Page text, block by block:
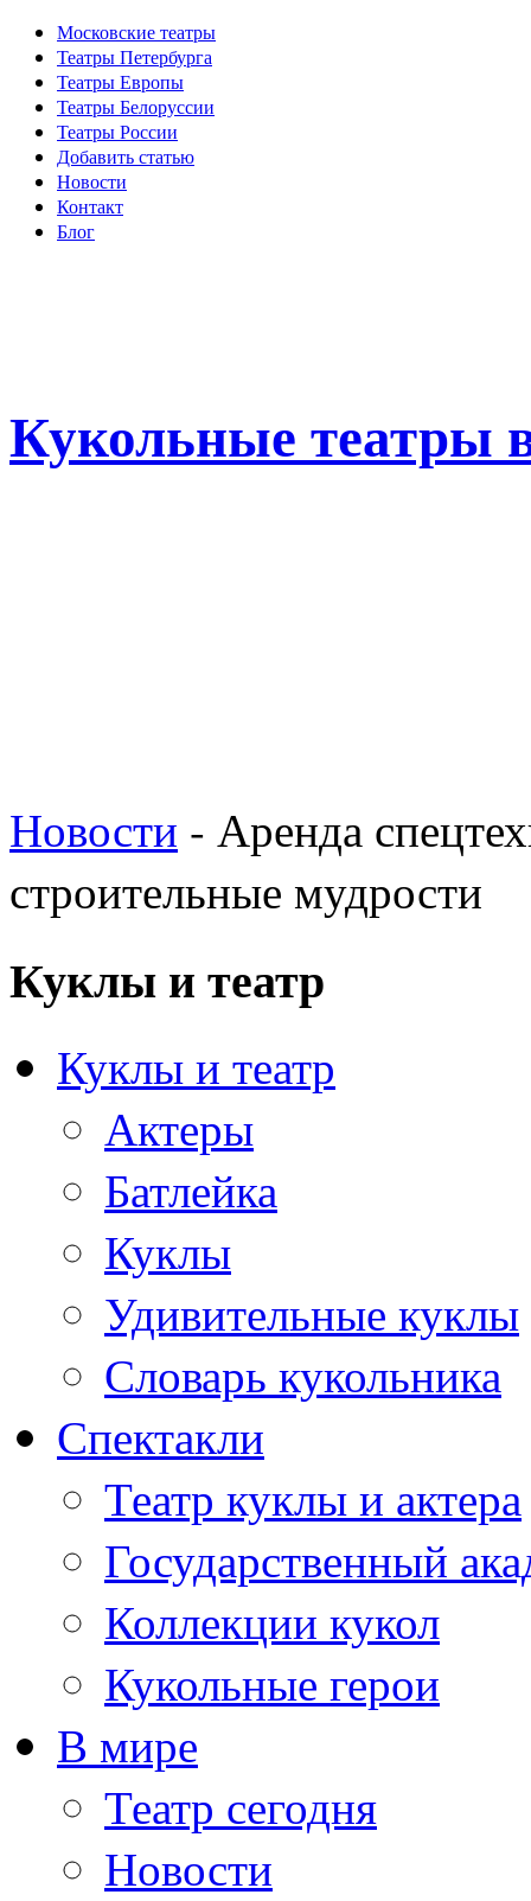
Московские театры
Театры Петербурга
Театры Европы
Театры Белоруссии
Театры России
Добавить статью
Новости
Контакт
Блог
Кукольные театры
Новости - Аренда
строительные мудрости
Куклы и театр
Куклы и театр
Актеры
Батлейка
Куклы
Удивительные куклы
Словарь кукольника
Спектакли
Театр куклы и актера
Государственный
Коллекции кукол
Кукольные герои
В мире
Театр сегодня
Новости